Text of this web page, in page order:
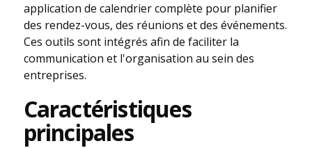
application de calendrier complète pour planifier
des rendez-vous, des réunions et des événements.
Ces outils sont intégrés afin de faciliter la
communication et l'organisation au sein des
entreprises.
Caractéristiques
principales